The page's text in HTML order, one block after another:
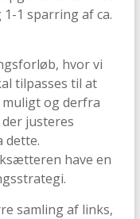
1 sparring af ca.
hvor vi
tilpasses til at
og derfra
justeres
dette.
have en
samling af links,